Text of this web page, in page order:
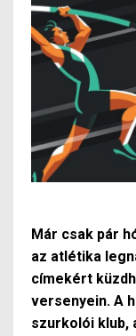
Már csak pár
az atlétika
címekért
versenyein. A
szurkolói klub,